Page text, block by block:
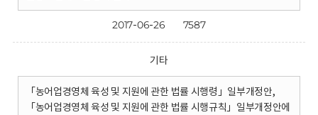
2017-06-26 7587
기타
「농어업경영체 육성 및 지원에 관한 법률 시행령」일부개정안,
「농어업경영체 육성 및 지원에 관한 법률 시행규칙」일부개정안에